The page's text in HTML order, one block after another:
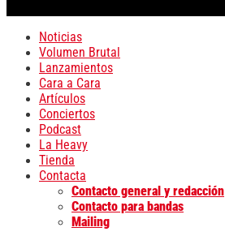
Noticias
Volumen Brutal
Lanzamientos
Cara a Cara
Artículos
Conciertos
Podcast
La Heavy
Tienda
Contacta
Contacto general y redacción
Contacto para bandas
Mailing